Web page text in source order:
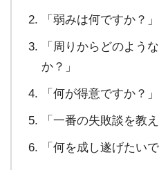
「弱みは何ですか？」
「周りからどのよう
か？」
「何が得意ですか？」
「一番の失敗談を教
「何を成し遂げたい